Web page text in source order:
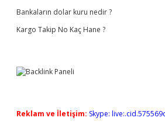
Bankaların dolar kuru nedir ?
Kargo Takip No Kaç Hane ?
Reklam ve İletişim: Skype: